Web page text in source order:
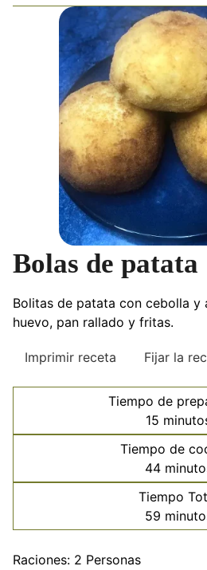
Bolas de patata
Bolitas de patata con cebolla y
huevo, pan rallado y fritas.
Imprimir receta Fijar la
Tiempo de
15 minutos
Tiempo de
44minutos
Tiempo
59minutos
Raciones: 2 Personas